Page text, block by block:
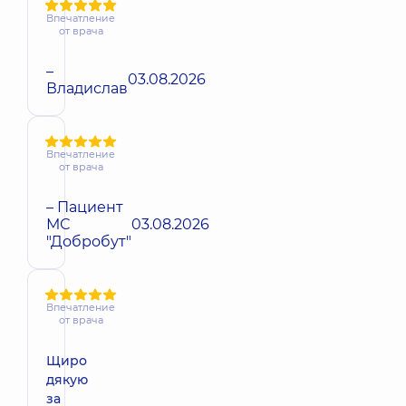
Впечатление
от врача
–
Владислав03.08.2026
Впечатление
от врача
– Пациент
МС
"Добробут"
03.08.2026
Впечатление
от врача
Щиро
дякую
за